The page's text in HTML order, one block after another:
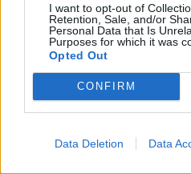
I want to opt-out of
Retention, Sale, and/or
Personal Data that Is
Purposes for which it was
Opted Out
CONFIRM
Data Deletion Data